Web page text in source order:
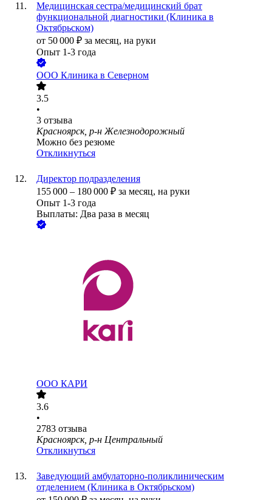
Медицинская сестра/медицинский брат
функциональной диагностики (Клиника в
Октябрьском)
от 50 000 ₽ за месяц, на руки
Опыт 1-3 года
ООО Клиника в Северном
3.5
•
3 отзыва
Красноярск, р-н Железнодорожный
Можно без резюме
Откликнуться
Директор подразделения
155 000 – 180 000 ₽ за месяц, на руки
Опыт 1-3 года
Выплаты: Два раза в месяц
ООО КАРИ
3.6
•
2783 отзыва
Красноярск, р-н Центральный
Откликнуться
Заведующий амбулаторно-поликлиническим
отделением (Клиника в Октябрьском)